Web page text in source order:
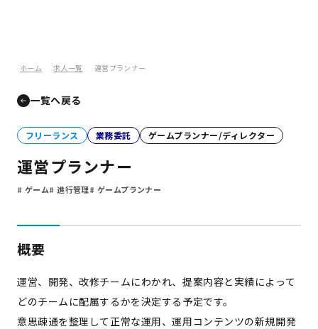
ホーム 求人一覧 運営プランナー
一覧へ戻る
フリーランス 業務委託 ゲームプランナー/ディレクター
運営プランナー
ゲーム 進行管理 ゲームプランナー
概要
運営、開発、改修チームにわかれ、提案内容と実績によって
どのチームに配属するかを決定する予定です。
意思疎通を整理して正常な運用、運用コンテンツの新規開発